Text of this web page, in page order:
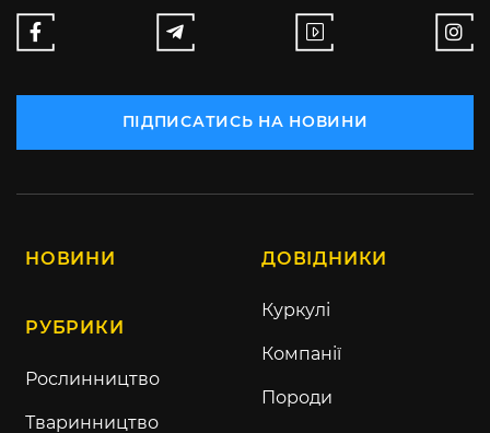
ПІДПИСАТИСЬ НА НОВИНИ
НОВИНИ
РУБРИКИ
Рослинництво
Тваринництво
ДОВІДНИКИ
Куркулі
Компанії
Породи